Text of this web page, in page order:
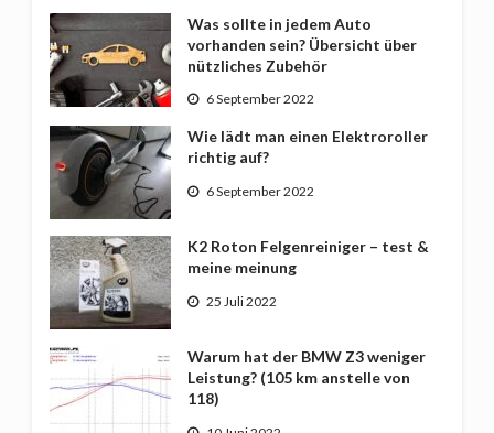
Was sollte in jedem Auto
vorhanden sein? Übersicht über
nützliches Zubehör
6 September 2022
Wie lädt man einen Elektroroller
richtig auf?
6 September 2022
K2 Roton Felgenreiniger – test &
meine meinung
25 Juli 2022
Warum hat der BMW Z3 weniger
Leistung? (105 km anstelle von
118)